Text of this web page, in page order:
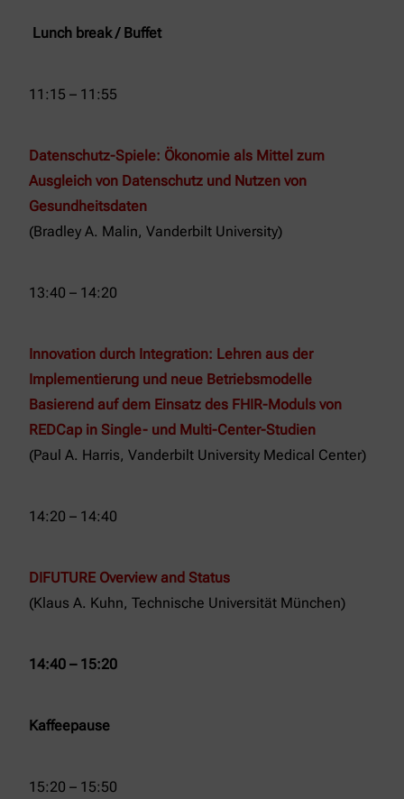
Lunch break / Buffet
11:15 – 11:55
Datenschutz-Spiele: Ökonomie als Mittel zum
Ausgleich von Datenschutz und Nutzen von
Gesundheitsdaten
(Bradley A. Malin, Vanderbilt University)
13:40 – 14:20
Innovationdurch Integration: Lehren aus der
Implementierung und neue Betriebsmodelle
Basierend auf dem Einsatz des FHIR-Moduls von
REDCap in Single- und Multi-Center-Studien
(Paul A. Harris, Vanderbilt University Medical Center)
14:20 – 14:40
DIFUTURE Overview and Status
(Klaus A. Kuhn, Technische Universität München)
14:40 – 15:20
Kaffeepause
15:20 – 15:50